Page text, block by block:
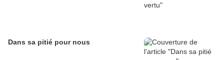
Dans sa pitié pour nous